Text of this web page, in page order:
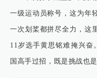
一级运动员称号，这为年
一次划桨都拼尽全力，这
11岁选手黄思铭难掩兴奋
国高手过招，既是挑战也